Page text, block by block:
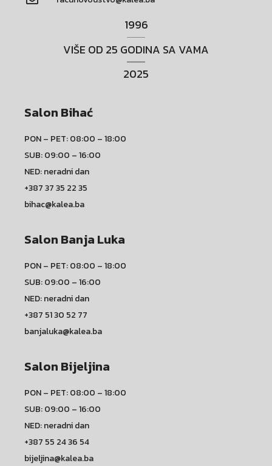
1996
VIŠE OD 25 GODINA SA VAMA
2025
Salon Bihać
PON – PET: 08:00 – 18:00
SUB: 09:00 – 16:00
NED: neradni dan
+387 37 35 22 35
bihac@kalea.ba
Salon Banja Luka
PON – PET: 08:00 – 18:00
SUB: 09:00 – 16:00
NED: neradni dan
+387 51 30 52 77
banjaluka@kalea.ba
Salon Bijeljina
PON – PET: 08:00 – 18:00
SUB: 09:00 – 16:00
NED: neradni dan
+387 55 24 36 54
bijeljina@kalea.ba